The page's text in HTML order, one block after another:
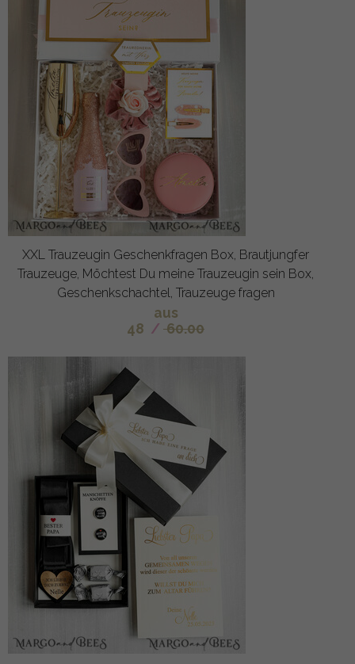
XXL Trauzeugin Geschenkfragen Box, Brautjungfer
Trauzeuge, Möchtest Du meine Trauzeugin sein Box,
Geschenkschachtel, Trauzeuge fragen
aus
48 / 60.00